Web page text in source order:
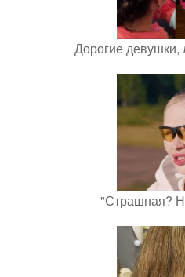
Дорогие девушки,
"Страшная?